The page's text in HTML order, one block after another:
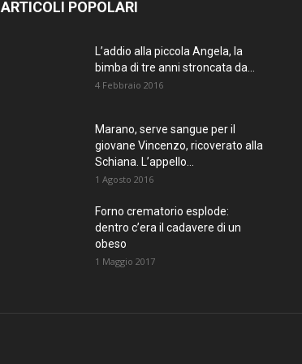
ARTICOLI POPOLARI
L’addio alla piccola Angela, la
bimba di tre anni stroncata da...
4 Febbraio 2016
Marano, serve sangue per il
giovane Vincenzo, ricoverato alla
Schiana. L’appello...
1 Agosto 2016
Forno crematorio esplode:
dentro c’era il cadavere di un
obeso
1 Maggio 2017